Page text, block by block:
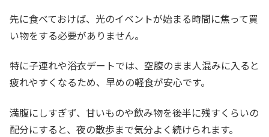
先に食べておけば、光のイベントが始まる時間に焦って買
い物をする必要がありません。
特に子連れや浴衣デートでは、空腹のまま人混みに入ると
疲れやすくなるため、早めの軽食が安心です。
満腹にしすぎず、甘いものや飲み物を後半に残すくらいの
配分にすると、夜の散歩まで気分よく続けられます。